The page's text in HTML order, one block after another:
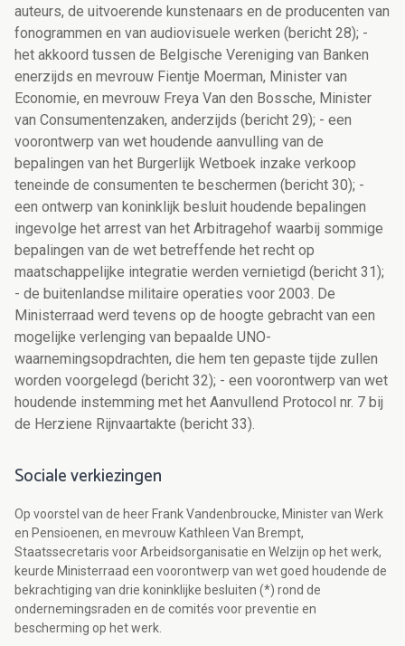
auteurs, de uitvoerende kunstenaars en de producenten van
fonogrammen en van audiovisuele werken (bericht 28); -
het akkoord tussen de Belgische Vereniging van Banken
enerzijds en mevrouw Fientje Moerman, Minister van
Economie, en mevrouw Freya Van den Bossche, Minister
van Consumentenzaken, anderzijds (bericht 29); - een
voorontwerp van wet houdende aanvulling van de
bepalingen van het Burgerlijk Wetboek inzake verkoop
teneinde de consumenten te beschermen (bericht 30); -
een ontwerp van koninklijk besluit houdende bepalingen
ingevolge het arrest van het Arbitragehof waarbij sommige
bepalingen van de wet betreffende het recht op
maatschappelijke integratie werden vernietigd (bericht 31);
- de buitenlandse militaire operaties voor 2003. De
Ministerraad werd tevens op de hoogte gebracht van een
mogelijke verlenging van bepaalde UNO-
waarnemingsopdrachten, die hem ten gepaste tijde zullen
worden voorgelegd (bericht 32); - een voorontwerp van wet
houdende instemming met het Aanvullend Protocol nr. 7 bij
de Herziene Rijnvaartakte (bericht 33).
Sociale verkiezingen
Op voorstel van de heer Frank Vandenbroucke, Minister van Werk
en Pensioenen, en mevrouw Kathleen Van Brempt,
Staatssecretaris voor Arbeidsorganisatie en Welzijn op het werk,
keurde Ministerraad een voorontwerp van wet goed houdende de
bekrachtiging van drie koninklijke besluiten (*) rond de
ondernemingsraden en de comités voor preventie en
bescherming op het werk.